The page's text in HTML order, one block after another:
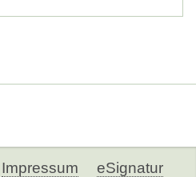
Impressum eSignatur